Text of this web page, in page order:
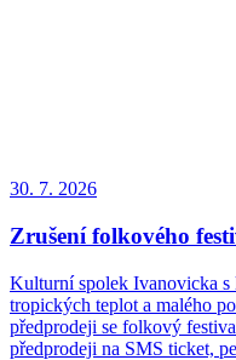
30. 7. 2026
Zrušení folkového
Kulturní spolek Ivanovicka
tropických teplot a malého
předprodeji se folkový
předprodeji na SMS ticket,